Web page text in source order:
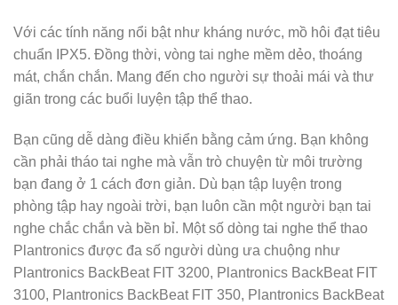
Với các tính năng nổi bật như kháng nước, mồ hôi đạt tiêu
chuẩn IPX5. Đồng thời, vòng tai nghe mềm dẻo, thoáng
mát, chắn chắn. Mang đến cho người sự thoải mái và thư
giãn trong các buổi luyện tập thể thao.
Bạn cũng dễ dàng điều khiển bằng cảm ứng. Bạn không
cần phải tháo tai nghe mà vẫn trò chuyện từ môi trường
bạn đang ở 1 cách đơn giản. Dù bạn tập luyện trong
phòng tập hay ngoài trời, bạn luôn cần một người bạn tai
nghe chắc chắn và bền bỉ. Một số dòng tai nghe thể thao
Plantronics được đa số người dùng ưa chuộng như
Plantronics BackBeat FIT 3200, Plantronics BackBeat FIT
3100, Plantronics BackBeat FIT 350, Plantronics BackBeat